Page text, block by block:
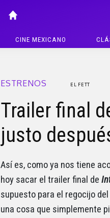
CINE MEXICANO
ESTRENOS EL FETT
Trailer final
justo
Así es, como ya nos tiene
hoy sacar el trailer final de
supuesto para el regocijo
una cosa que simplemente